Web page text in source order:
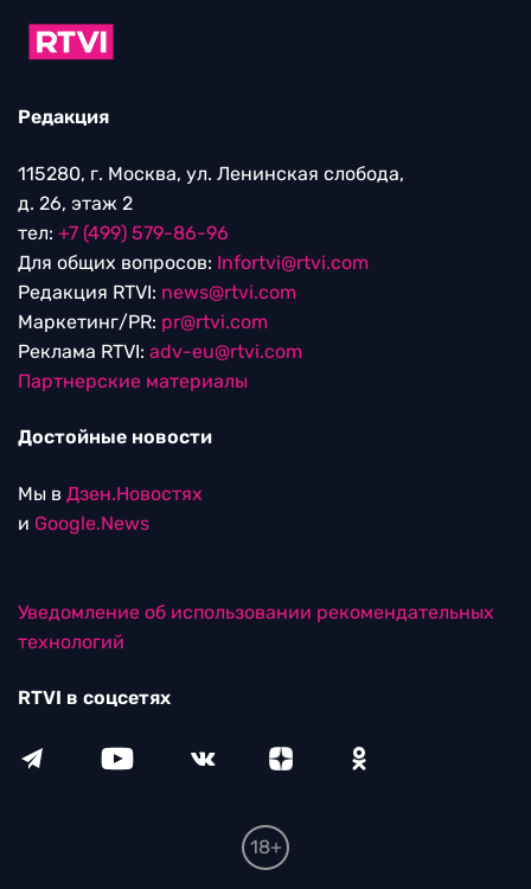
Редакция
115280, г. Москва, ул. Ленинская слобода,
д. 26, этаж 2
тел: +7 (499) 579-86-96
Для общих вопросов: Infortvi@rtvi.com
Редакция RTVI: news@rtvi.com
Маркетинг/PR: pr@rtvi.com
Реклама RTVI: adv-eu@rtvi.com
Партнерские материалы
Достойные новости
Мы в Дзен.Новостях
и Google.News
Уведомление об использовании рекомендательных
технологий
RTVI в соцсетях
18+